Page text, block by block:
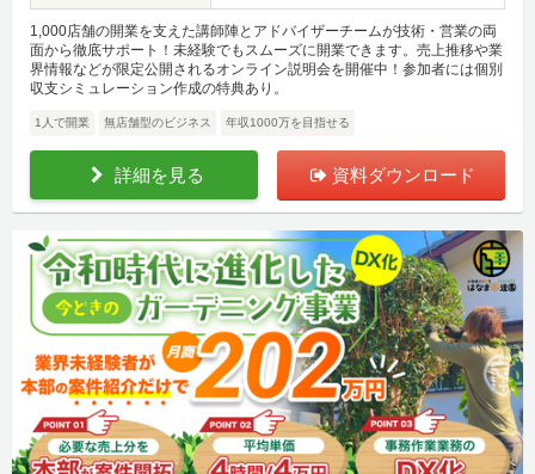
1,000店舗の開業を支えた講師陣とアドバイザーチームが技術・営業の両
面から徹底サポート！未経験でもスムーズに開業できます。売上推移や業
界情報などが限定公開されるオンライン説明会を開催中！参加者には個別
収支シミュレーション作成の特典あり。
1人で開業 無店舗型のビジネス 年収1000万を目指せる
詳細を見る 資料ダウンロード